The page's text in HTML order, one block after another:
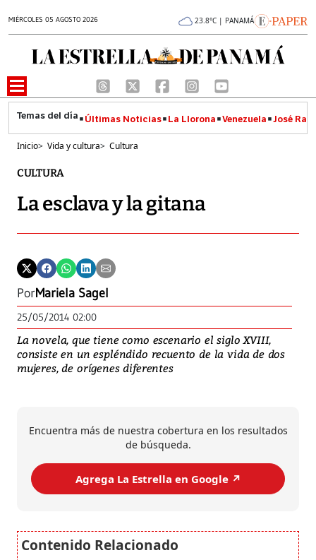
MIÉRCOLES 05 AGOSTO 2026 23.8°C | PANAMÁ
Últimas Noticias La Llorona Venezuela José
Inicio> Vida y cultura> Cultura
CULTURA
La esclava y la gitana
PorMariela Sagel
25/05/2014 02:00
La novela, que tiene como escenario el siglo XVIII,
consiste en un espléndido recuento de la vida de dos
mujeres, de orígenes diferentes
Encuentra más de nuestra cobertura en los resultados
de búsqueda.
Agrega La Estrella en Google ↗️